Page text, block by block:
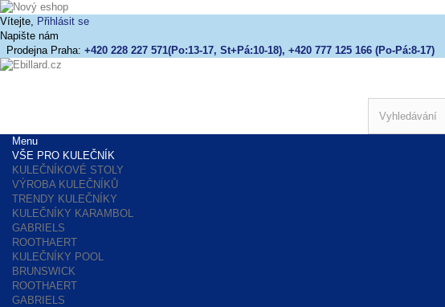
Vítejte, Přihlásit se
Napište nám
Prodejna Praha: +420 228 227 571(Po:13-17, St+Pá:10-18), +420 777 125 166 (Po-Pá:8-17)
Menu
VŠE PRO KULEČNÍK
KULEČNÍKOVÉ STOLY
VÝROBA KULEČNÍKŮ
TRENDY KULEČNÍKY
KULEČNÍKY KARAMBOL
GABRIELS
ROOTHAERT
KULEČNÍKY POOL
BRUNSWICK
ROOTHAERT
GABRIELS